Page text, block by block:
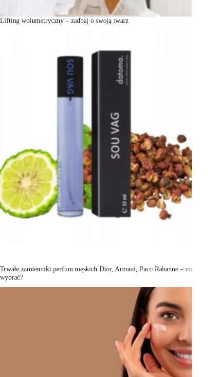
Lifting wolumetryczny – zadbaj o swoją twarz
Trwałe zamienniki perfum męskich Dior, Armani, Paco Rabanne – co
wybrać?